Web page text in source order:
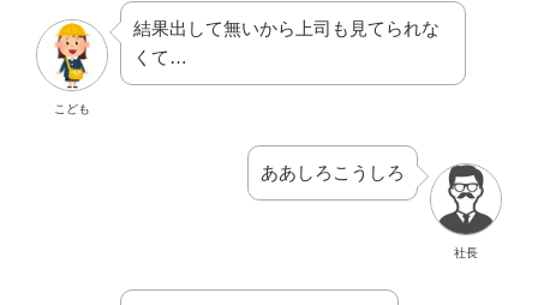
こども
結果出して無いから上司も見てられな
くて…
社長
ああしろこうしろ